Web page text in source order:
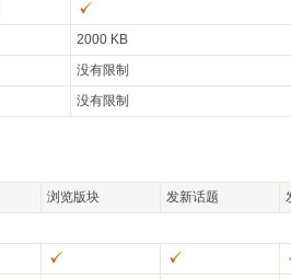
2000 KB
没有限制
没有限制
浏览版块 发新话题